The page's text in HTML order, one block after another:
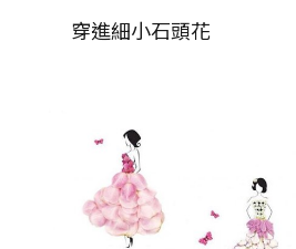
穿進細小石頭花